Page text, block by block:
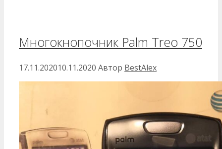
Многокнопочник Palm Treo 750
17.11.202010.11.2020 Автор BestAlex